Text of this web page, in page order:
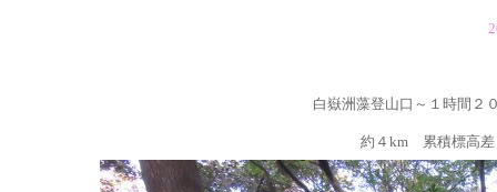
白嶽洲藻登山口～１時間２
約４km 累積標高